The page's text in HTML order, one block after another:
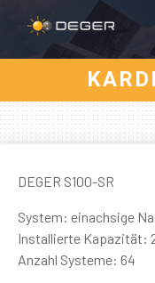
DEGER S100-SR
System: einachsige
Installierte Kapazität:
Anzahl Systeme: 64